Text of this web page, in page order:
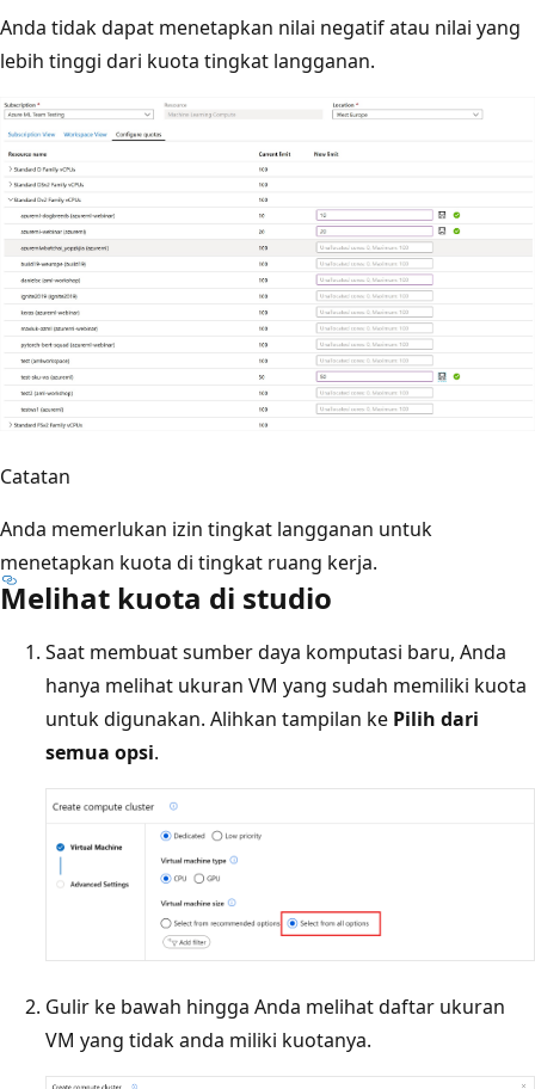
Anda tidak dapat menetapkan nilai negatif atau nilai yang
lebih tinggi dari kuota tingkat langganan.
Catatan
Anda memerlukan izin tingkat langganan untuk
menetapkan kuota di tingkat ruang kerja.
Melihat kuota di studio
Saat membuat sumber daya komputasi baru, Anda
hanya melihat ukuran VM yang sudah memiliki kuota
untuk digunakan. Alihkan tampilan ke Pilih dari
semua opsi.
Gulir ke bawah hingga Anda melihat daftar ukuran
VM yang tidak anda miliki kuotanya.